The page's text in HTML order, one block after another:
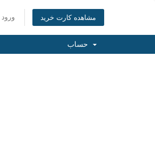
ورود مشاهده کارت خرید